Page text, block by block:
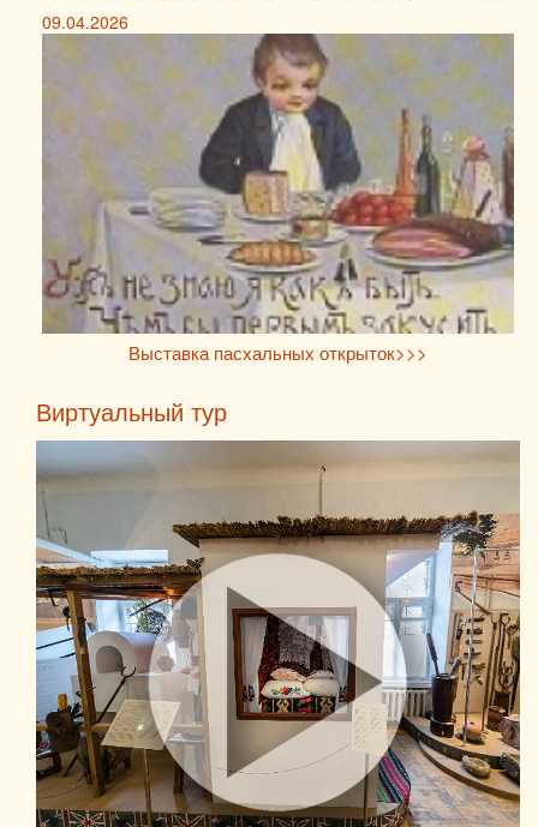
09.04.2026
Выставка пасхальных открыток>>>
Виртуальный тур